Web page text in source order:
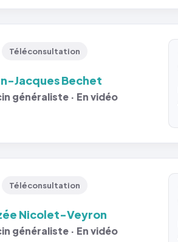
Téléconsultation
Jacques Bechet
généraliste · En vidéo
Téléconsultation
Nicolet-Veyron
généraliste · En vidéo